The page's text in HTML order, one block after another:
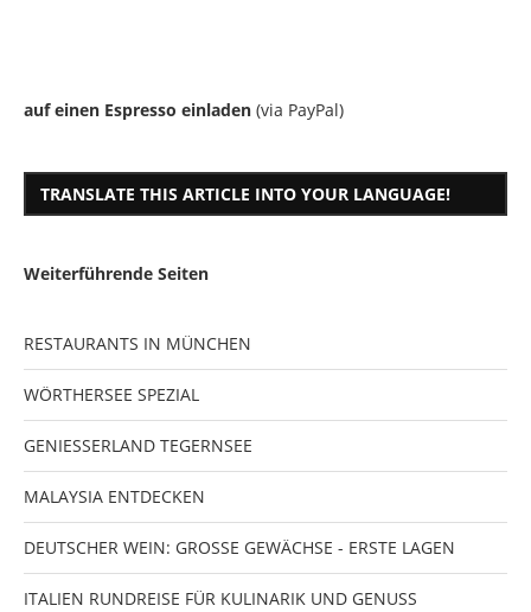
auf einen Espresso einladen (via PayPal)
TRANSLATE THIS ARTICLE INTO YOUR LANGUAGE!
Weiterführende Seiten
RESTAURANTS IN MÜNCHEN
WÖRTHERSEE SPEZIAL
GENIESSERLAND TEGERNSEE
MALAYSIA ENTDECKEN
DEUTSCHER WEIN: GROSSE GEWÄCHSE - ERSTE LAGEN
ITALIEN RUNDREISE FÜR KULINARIK UND GENUSS